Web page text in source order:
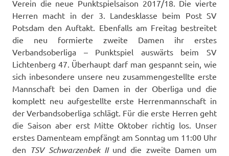
Verein die neue Punktspielsaison 2017/18. Die vierte
Herren macht in der 3. Landesklasse beim Post SV
Potsdam den Auftakt. Ebenfalls am Freitag bestreitet
die neu formierte zweite Damen ihr erstes
Verbandsoberliga – Punktspiel auswärts beim SV
Lichtenberg 47. Überhaupt darf man gespannt sein, wie
sich inbesondere unsere neu zusammengestellte erste
Mannschaft bei den Damen in der Oberliga und die
komplett neu aufgestellte erste Herrenmannschaft in
der Verbandsoberliga schlägt. Für die erste Herren geht
die Saison aber erst Mitte Oktober richtig los. Unser
erstes Damenteam empfängt am Sonntag um 11:00 Uhr
den TSV Schwarzenbek IIund die zweite Damen um